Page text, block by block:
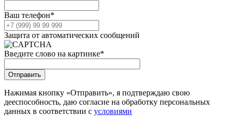
Ваш телефон*
Защита от автоматических сообщений
Введите слово на картинке*
Нажимая кнопку «Отправить», я подтверждаю свою
дееспособность, даю согласие на обработку персональных
данных в соответствии с условиями